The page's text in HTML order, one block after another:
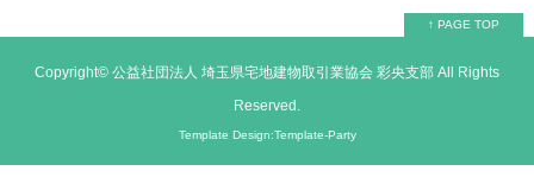
↑ PAGE TOP
Copyright© 公益社団法人 埼玉県宅地建物取引業協会 彩央支部 All Rights
Reserved.
Template Design:Template-Party